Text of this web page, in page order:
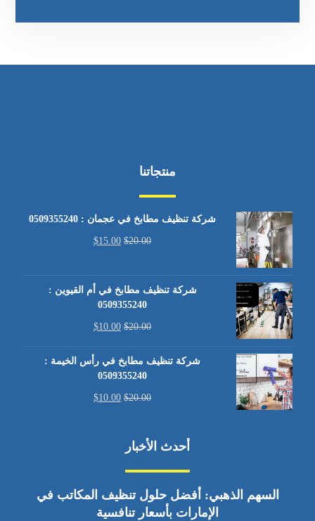
منتجاتنا
شركة تنظيف مطابخ في عجمان : 0509355240
$20.00
$15.00
شركة تنظيف مطابخ في أم القيوين :
0509355240
$20.00
$10.00
شركة تنظيف مطابخ في رأس الخيمة :
0509355240
$20.00
$10.00
أحدث الأخبار
السهم الذهبي: أفضل حلول تنظيف المكاتب في
الإمارات بأسعار تنافسية